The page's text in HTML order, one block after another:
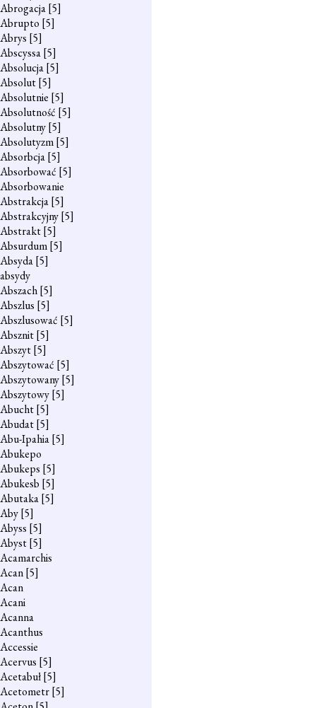
Abrogacja[5]
Abrupto [5]
Abrys [5]
Abscyssa[5]
Absolucja[5]
Absolut[5]
Absolutnie [5]
Absolutność [5]
Absolutny[5]
Absolutyzm[5]
Absorbcja[5]
Absorbować [5]
Absorbowanie
Abstrakcja[5]
Abstrakcyjny[5]
Abstrakt[5]
Absurdum[5]
Absyda[5]
absydy
Abszach[5]
Abszlus [5]
Abszlusować [5]
Absznit[5]
Abszyt[5]
Abszytować [5]
Abszytowany[5]
Abszytowy[5]
Abucht[5]
Abudat[5]
Abu-Ipahia[5]
Abukepo
Abukeps [5]
Abukesb [5]
Abutaka[5]
Aby[5]
Abyss [5]
Abyst[5]
Acamarchis
Acan[5]
Acan
Acani
Acanna
Acanthus
Accessie
Acervus [5]
Acetabuł[5]
Acetometr[5]